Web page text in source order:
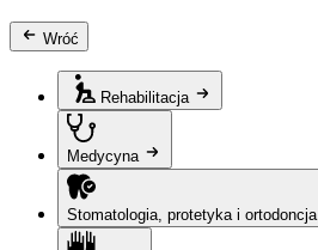
Wróć
Rehabilitacja
Medycyna
Stomatologia, protetyka i ortodoncja